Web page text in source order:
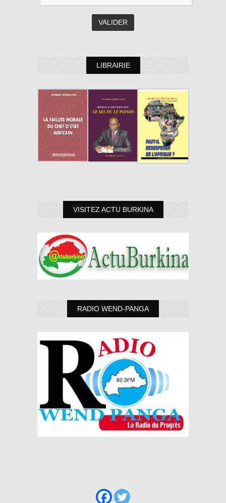
LIBRAIRIE
VISITEZ ACTU BURKINA
RADIO WEND-PANGA